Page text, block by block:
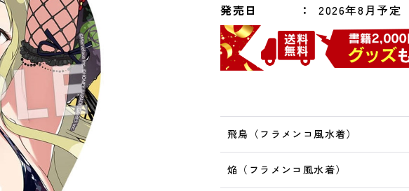
発売日 2026年8月予定
飛鳥（フラメンコ風水着）
焔（フラメンコ風水着）